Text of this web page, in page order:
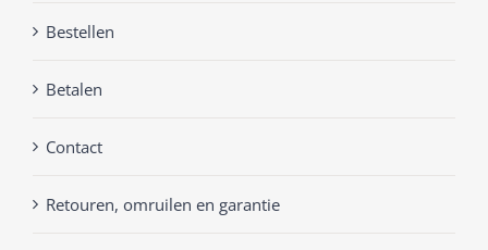
Bestellen
Betalen
Contact
Retouren, omruilen en garantie